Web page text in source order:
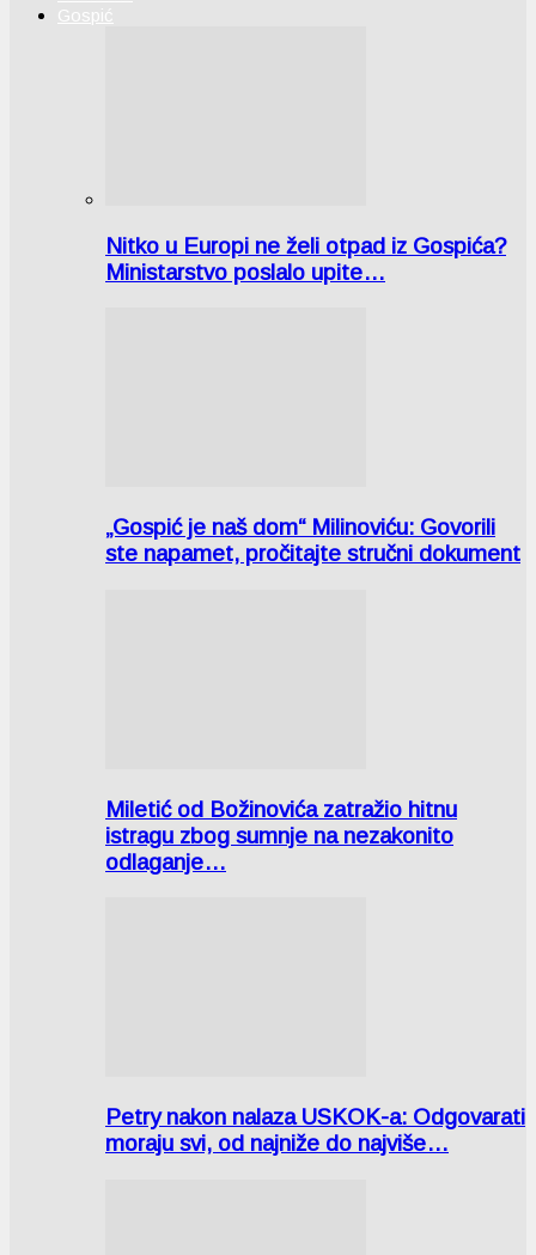
Gospić
Nitko u Europi ne želi otpad iz Gospića?
Ministarstvo poslalo upite…
„Gospić je naš dom“ Milinoviću: Govorili
ste napamet, pročitajte stručni dokument
Miletić od Božinovića zatražio hitnu
istragu zbog sumnje na nezakonito
odlaganje…
Petry nakon nalaza USKOK-a: Odgovarati
moraju svi, od najniže do najviše…